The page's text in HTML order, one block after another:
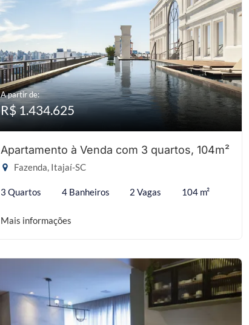
A partir de:
R$ 1.434.625
Apartamento à Venda com 3 quartos, 104m²
Fazenda, Itajaí-SC
3 Quartos 4 Banheiros 2 Vagas 104 m²
Mais informações